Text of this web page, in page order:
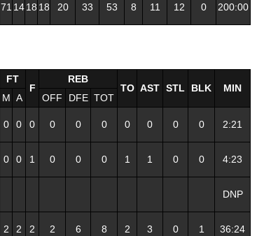
71 14 18 18 20 33 53 8 11 12 0 200:00
FT
F
REB
TO AST STL BLK
MIN
M A OFF DFE TOT
0 0 0 0 0 0 0 0 0 0 2:21
0 0 1 0 0 0 1 1 0 0 4:23
DNP
2 2 2 2 6 8 2 3 0 1 36:24